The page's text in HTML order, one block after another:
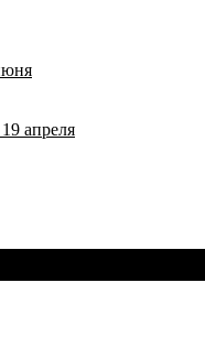
апреля